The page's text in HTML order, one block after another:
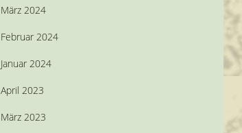
März 2024
Februar 2024
Januar 2024
April 2023
März 2023